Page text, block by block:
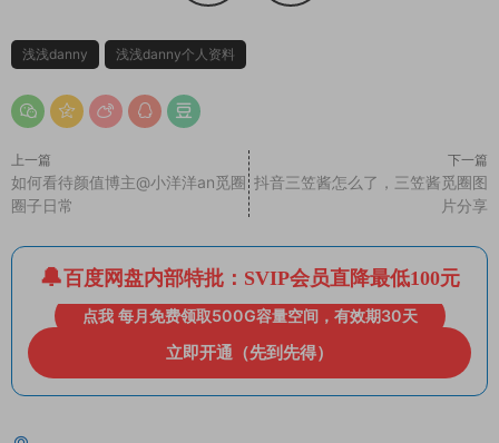
浅浅danny 浅浅danny个人资料
上一篇
如何看待颜值博主@小洋洋an觅圈
圈子日常
下一篇
抖音三笠酱怎么了，三笠酱觅圈图
片分享
百度网盘内部特批：SVIP会员直降最低100元
点我 每月免费领取500G容量空间，有效期30天
立即开通（先到先得）